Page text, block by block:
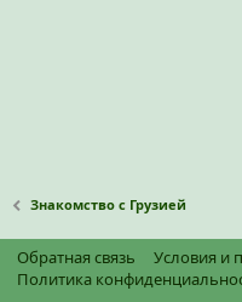
Знакомство с Грузией
Обратная связь
Условия и
Политика